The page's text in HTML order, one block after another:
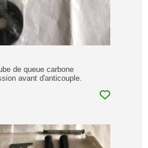
de queue carbone
avant d'anticouple.